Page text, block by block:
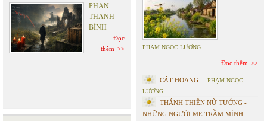
PHAN
THANH
BÌNH
Đọc
thêm
PHẠM NGỌC LƯƠNG
Đọc thêm
CÁT HOANG
PHẠM NGỌC
LƯƠNG
THÁNH THIÊN NỮ TƯỚNG -
NHỮNG NGƯỜI MẸ TRẦM MÌNH